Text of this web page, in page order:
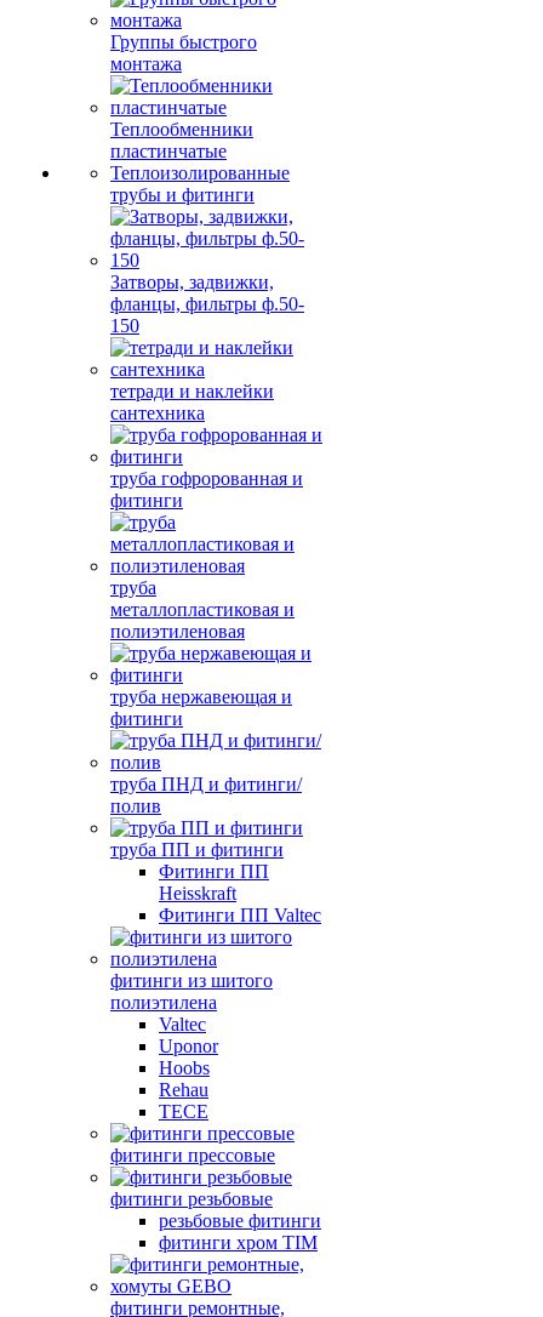
Группы быстрого
монтажа
Теплообменники
пластинчатые
Теплоизолированные
трубы и фитинги
Затворы, задвижки,
фланцы, фильтры ф.50-
150
тетради и наклейки
сантехника
труба гофророванная и
фитинги
труба
металлопластиковая и
полиэтиленовая
труба нержавеющая и
фитинги
труба ПНД и фитинги/
полив
труба ПП и фитинги
Фитинги ПП
Heisskraft
Фитинги ПП Valtec
фитинги из шитого
полиэтилена
Valtec
Uponor
Hoobs
Rehau
TECE
фитинги прессовые
фитинги резьбовые
резьбовые фитинги
фитинги хром TIM
фитинги ремонтные,